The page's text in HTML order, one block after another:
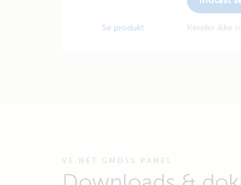
Se produkt Kender ikke
VE.NET GMDSS PANEL